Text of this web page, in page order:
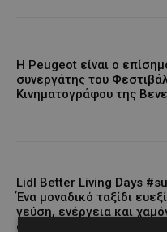
Η Peugeot είναι ο
συνεργάτης του
Κινηματογράφου της
Lidl Better Living Days
Ένα μοναδικό ταξίδι
γεύση, ενέργεια και
όλη την Κύπρο